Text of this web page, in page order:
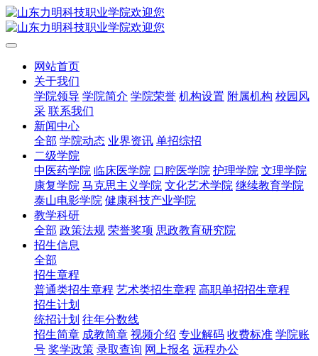
网站首页
关于我们
学院领导 学院简介 学院荣誉 机构设置 附属机构 校园风
采 联系我们
新闻中心
全部 学院动态 业界资讯 单招综招
二级学院
中医药学院 临床医学院 口腔医学院 护理学院 文理学院
康复学院 马克思主义学院 文化艺术学院 继续教育学院
泰山电影学院 健康科技产业学院
教学科研
全部 政策法规 荣誉奖项 思政教育研究院
招生信息
全部
招生章程
普通类招生章程 艺术类招生章程 高职单招招生章程
招生计划
统招计划 往年分数线
招生简章 成教简章 视频介绍 专业解码 收费标准 学院账
号 奖学政策 录取查询 网上报名 远程办公